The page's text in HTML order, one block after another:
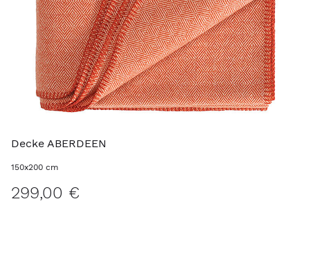
Decke ABERDEEN
150x200 cm
299,00 €